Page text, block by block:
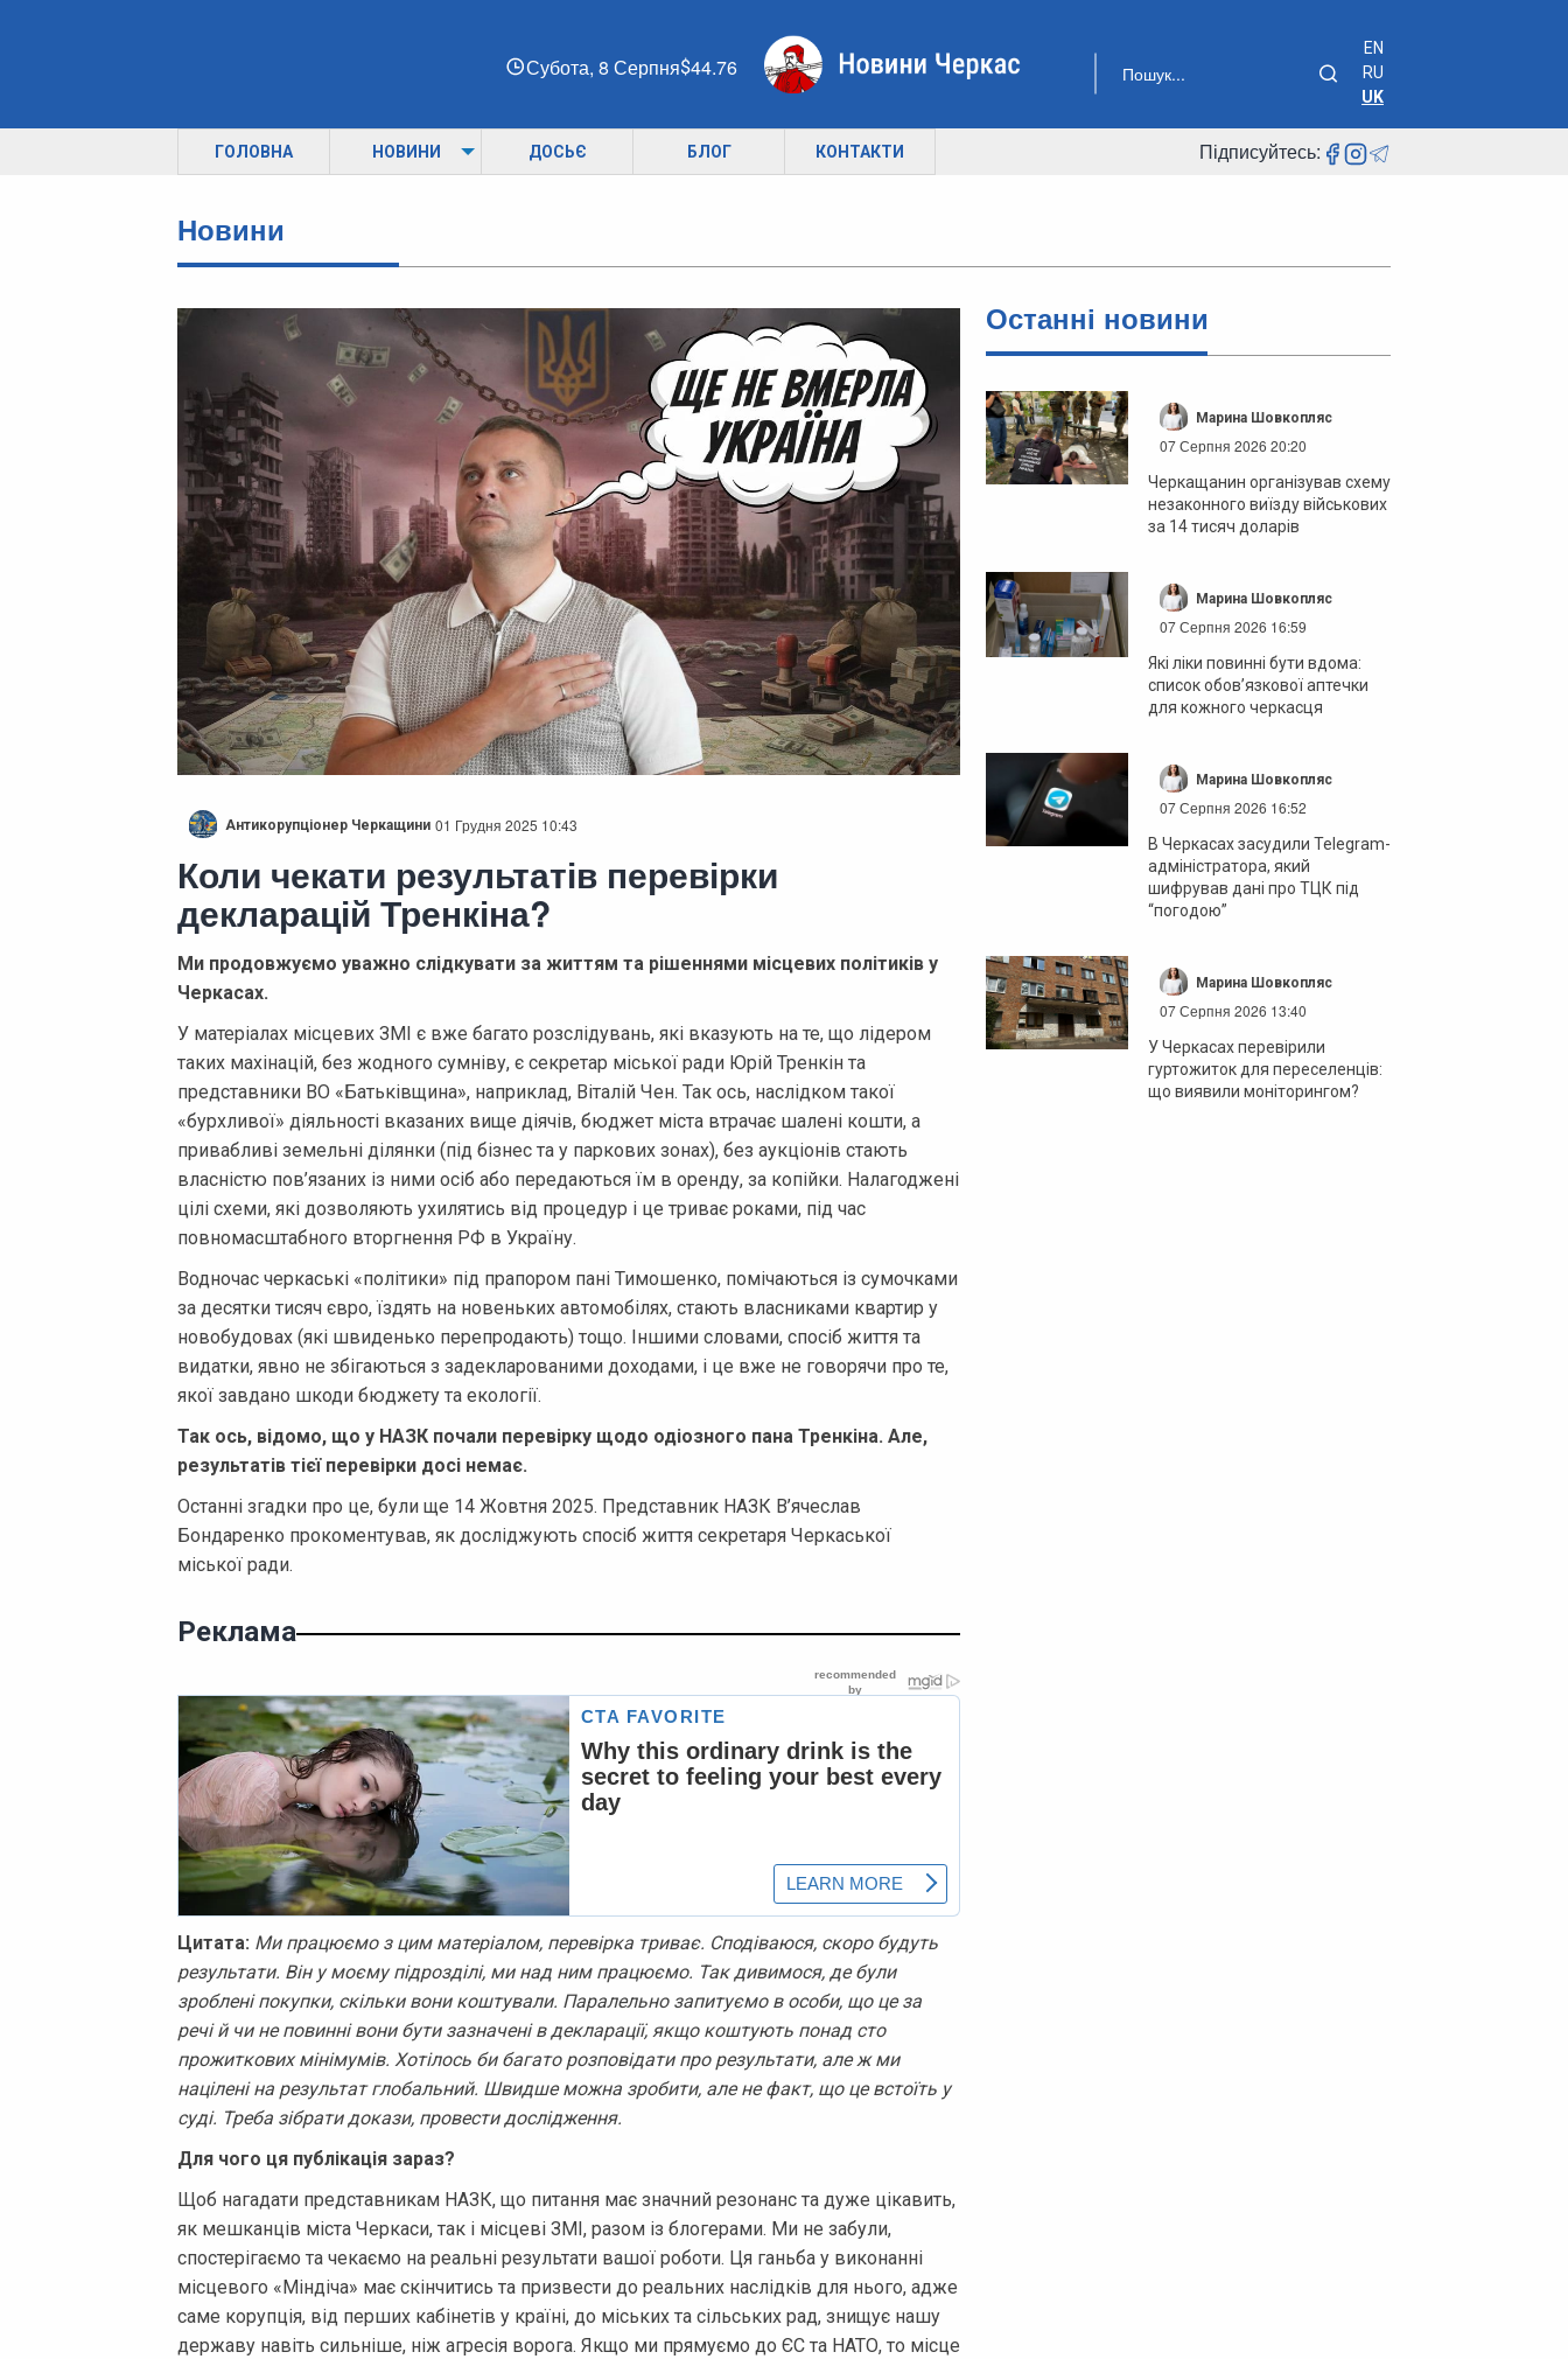
Субота, 8 Серпня 44.76
EN
RU
UK
ГОЛОВНА НОВИНИ ДОСЬЄ БЛОГ КОНТАКТИ Підписуйтесь:
Новини
Антикорупціонер Черкащини 01 Грудня 2025 10:43
Коли чекати результатів перевірки
декларацій Тренкіна?
Ми продовжуємо уважно слідкувати за життям та рішеннями місцевих політиків у
Черкасах.
У матеріалах місцевих ЗМІ є вже багато розслідувань, які вказують на те, що лідером
таких махінацій, без жодного сумніву, є секретар міської ради Юрій Тренкін та
представники ВО «Батьківщина», наприклад, Віталій Чен. Так ось, наслідком такої
«бурхливої» діяльності вказаних вище діячів, бюджет міста втрачає шалені кошти, а
привабливі земельні ділянки (під бізнес та у паркових зонах), без аукціонів стають
власністю пов’язаних із ними осіб або передаються їм в оренду, за копійки. Налагоджені
цілі схеми, які дозволяють ухилятись від процедур і це триває роками, під час
повномасштабного вторгнення РФ в Україну.
Водночас черкаські «політики» під прапором пані Тимошенко, помічаються із сумочками
за десятки тисяч євро, їздять на новеньких автомобілях, стають власниками квартир у
новобудовах (які швиденько перепродають) тощо. Іншими словами, спосіб життя та
видатки, явно не збігаються з задекларованими доходами, і це вже не говорячи про те,
якої завдано шкоди бюджету та екології.
Так ось, відомо, що у НАЗК почали перевірку щодо одіозного пана Тренкіна. Але,
результатів тієї перевірки досі немає.
Останні згадки про це, були ще 14 Жовтня 2025. Представник НАЗК В’ячеслав
Бондаренко прокоментував, як досліджують спосіб життя секретаря Черкаської
міської ради.
Реклама
Цитата: Ми працюємо з цим матеріалом, перевірка триває. Сподіваюся, скоро будуть
результати. Він у моєму підрозділі, ми над ним працюємо. Так дивимося, де були
зроблені покупки, скільки вони коштували. Паралельно запитуємо в особи, що це за
речі й чи не повинні вони бути зазначені в декларації, якщо коштують понад сто
прожиткових мінімумів. Хотілось би багато розповідати про результати, але ж ми
націлені на результат глобальний. Швидше можна зробити, але не факт, що це встоїть у
суді. Треба зібрати докази, провести дослідження.
Для чого ця публікація зараз?
Щоб нагадати представникам НАЗК, що питання має значний резонанс та дуже цікавить,
як мешканців міста Черкаси, так і місцеві ЗМІ, разом із блогерами. Ми не забули,
спостерігаємо та чекаємо на реальні результати вашої роботи. Ця ганьба у виконанні
місцевого «Міндіча» має скінчитись та призвести до реальних наслідків для нього, адже
саме корупція, від перших кабінетів у країні, до міських та сільських рад, знищує нашу
державу навіть сильніше, ніж агресія ворога. Якщо ми прямуємо до ЄС та НАТО, то місце
Останні новини
Марина Шовкопляс
07 Серпня 2026 20:20
Черкащанин організував схему
незаконного виїзду військових
за 14 тисяч доларів
Марина Шовкопляс
07 Серпня 2026 16:59
Які ліки повинні бути вдома:
список обов’язкової аптечки
для кожного черкасця
Марина Шовкопляс
07 Серпня 2026 16:52
В Черкасах засудили Telegram-
адміністратора, який
шифрував дані про ТЦК під
“погодою”
Марина Шовкопляс
07 Серпня 2026 13:40
У Черкасах перевірили
гуртожиток для переселенців:
що виявили моніторингом?